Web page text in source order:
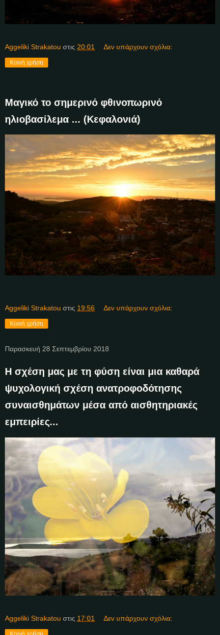
Aggeliki Strakatou στις 20:01 Δεν υπάρχουν σχόλια:
Κοινή χρήση
Μαγικό το σημερινό φθινοπωρινό
ηλιοβασίλεμα ... (Κεφαλονιά)
Aggeliki Strakatou στις 19:56 Δεν υπάρχουν σχόλια:
Κοινή χρήση
Παρασκευή 28 Σεπτεμβρίου 2018
Η σχέση μας με τη φύση είναι μια καθαρά
ψυχολογική σχέση ανατροφοδότησης
συναισθημάτων μέσα από αισθητηριακές
εμπειρίες...
Aggeliki Strakatou στις 17:01 Δεν υπάρχουν σχόλια: